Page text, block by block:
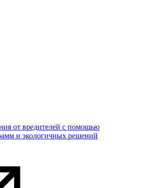
от вредителей с помощью
и экологичных решений